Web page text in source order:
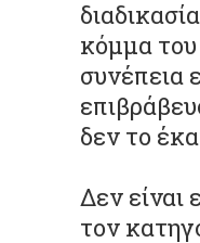
κόμμα
συνέπεια
δεν το
Δεν είναι
τον